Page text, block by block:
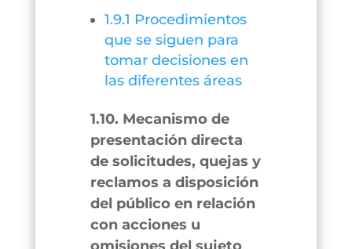
1.9.1 Procedimientos
que se siguen para
tomar decisiones en
las diferentes áreas
1.10. Mecanismo de
presentación directa
de solicitudes, quejas y
reclamos a disposición
del público en relación
con acciones u